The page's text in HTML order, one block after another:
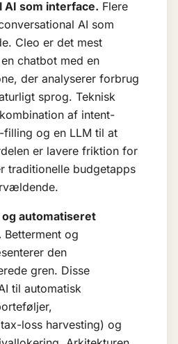
AI som interface. Flere
AI som
Cleo er det mest
chatbot med en
der analyserer forbrug
sprog. Teknisk
af intent-
og en LLM til at
er lavere friktion for
traditionelle budgetapps
automatiseret
Betterment og
den
gren. Disse
til automatisk
loss harvesting) og